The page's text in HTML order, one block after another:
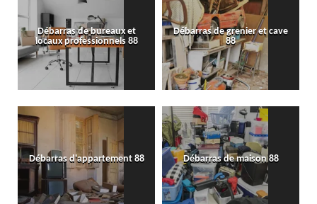
Débarras de bureaux et
locaux professionnels 88
Débarras de grenier et cave
88
Débarras d'appartement 88 Débarras de maison 88